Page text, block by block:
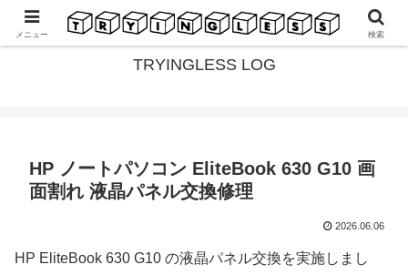
茨城県土浦市のPC専門店 TRYINGLESS の活動記録
TRYINGLESS LOG
HP ノートパソコン EliteBook 630 G10 画
面割れ 液晶パネル交換修理
2026.06.06
HP EliteBook 630 G10 の液晶パネル交換を実施しまし
メニュー 検索